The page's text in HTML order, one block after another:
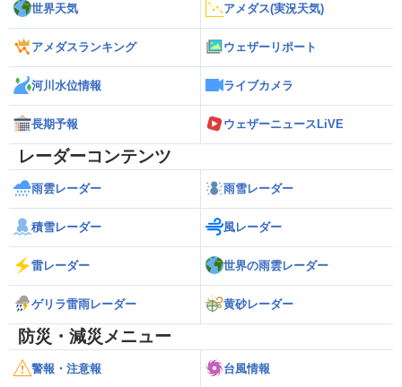
世界天気 アメダス(実況天気)
アメダスランキング ウェザーリポート
河川水位情報 ライブカメラ
長期予報 ウェザーニュースLiVE
レーダーコンテンツ
雨雲レーダー 雨雪レーダー
積雪レーダー 風レーダー
雷レーダー 世界の雨雲レーダー
ゲリラ雷雨レーダー 黄砂レーダー
防災・減災メニュー
警報・注意報 台風情報